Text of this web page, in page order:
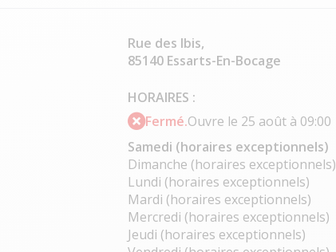
Rue des Ibis,
85140 Essarts-En-Bocage
HORAIRES :
Fermé.Ouvre le 25 août à 09:00
Samedi (horaires exceptionnels)
Dimanche (horaires exceptionnels)
Lundi (horaires exceptionnels)
Mardi (horaires exceptionnels)
Mercredi (horaires exceptionnels)
Jeudi (horaires exceptionnels)